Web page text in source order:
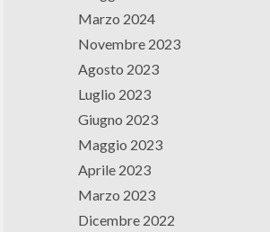
Marzo 2024
Novembre 2023
Agosto 2023
Luglio 2023
Giugno 2023
Maggio 2023
Aprile 2023
Marzo 2023
Dicembre 2022